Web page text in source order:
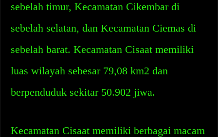
sebelah timur, Kecamatan Cikembar di
sebelah selatan, dan Kecamatan Ciemas di
sebelah barat. Kecamatan Cisaat memiliki
luas wilayah sebesar 79,08 km2 dan
berpenduduk sekitar 50.902 jiwa.
Kecamatan Cisaat memiliki berbagai macam